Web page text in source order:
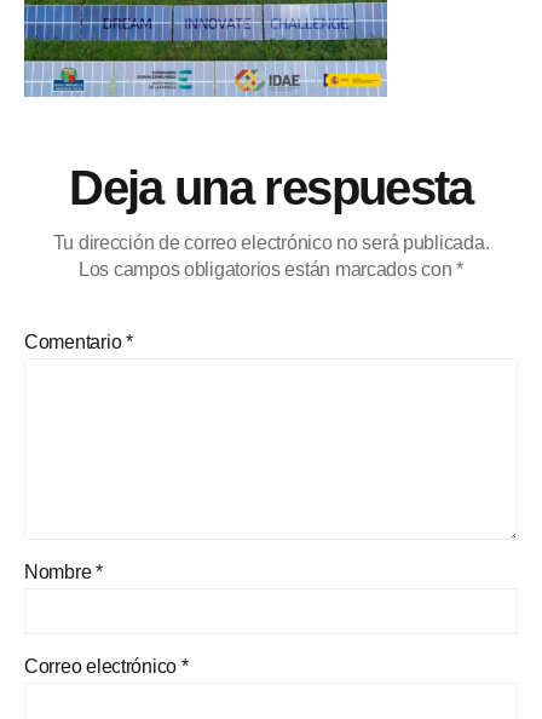
Deja una respuesta
Tu dirección de correo electrónico no será publicada.
Los campos obligatorios están marcados con*
Comentario*
Nombre*
Correo electrónico *